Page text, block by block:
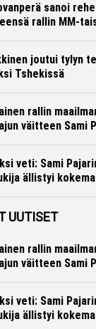
sanoi
rallin MM-
joutui tylyn
Tshekissä
rallin
väitteen Sami
veti: Sami
ällistyi
UUTISET
rallin
väitteen Sami
veti: Sami
ällistyi